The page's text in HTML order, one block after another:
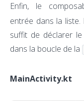
Enfin, le
entrée dans la liste.
suffit de déclarer
dans la boucle de la
MainActivity.kt